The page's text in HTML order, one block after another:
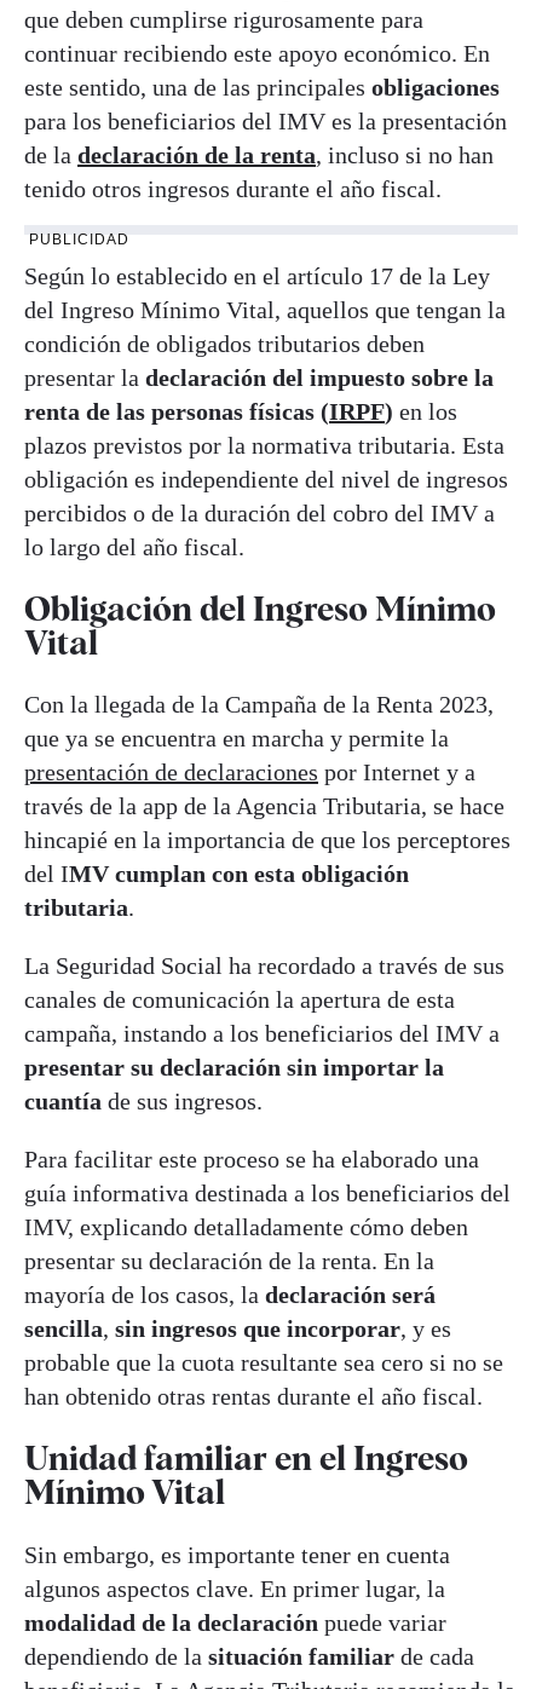
que deben cumplirse rigurosamente para
continuar recibiendo este apoyo económico. En
este sentido, una de las principales obligaciones
para los beneficiarios del IMV es la presentación
de la declaración de la renta, incluso si no han
tenido otros ingresos durante el año fiscal.
PUBLICIDAD
Según lo establecido en el artículo 17 de la Ley
del Ingreso Mínimo Vital, aquellos que tengan la
condición de obligados tributarios deben
presentar la declaración del impuesto sobre la
renta de las personas físicas (IRPF) en los
plazos previstos por la normativa tributaria. Esta
obligación es independiente del nivel de ingresos
percibidos o de la duración del cobro del IMV a
lo largo del año fiscal.
Obligación del Ingreso Mínimo
Vital
Con la llegada de la Campaña de la Renta 2023,
que ya se encuentra en marcha y permite la
presentación de declaraciones por Internet y a
través de la app de la Agencia Tributaria, se hace
hincapié en la importancia de que los perceptores
del IMV cumplan con esta obligación
tributaria.
La Seguridad Social ha recordado a través de sus
canales de comunicación la apertura de esta
campaña, instando a los beneficiarios del IMV a
presentar su declaración sin importar la
cuantía de sus ingresos.
Para facilitar este proceso se ha elaborado una
guía informativa destinada a los beneficiarios del
IMV, explicando detalladamente cómo deben
presentar su declaración de la renta. En la
mayoría de los casos, la declaración será
sencilla, sin ingresos que incorporar, y es
probable que la cuota resultante sea cero si no se
han obtenido otras rentas durante el año fiscal.
Unidad familiar en el Ingreso
Mínimo Vital
Sin embargo, es importante tener en cuenta
algunos aspectos clave. En primer lugar, la
modalidad de la declaración puede variar
dependiendo de la situación familiar de cada